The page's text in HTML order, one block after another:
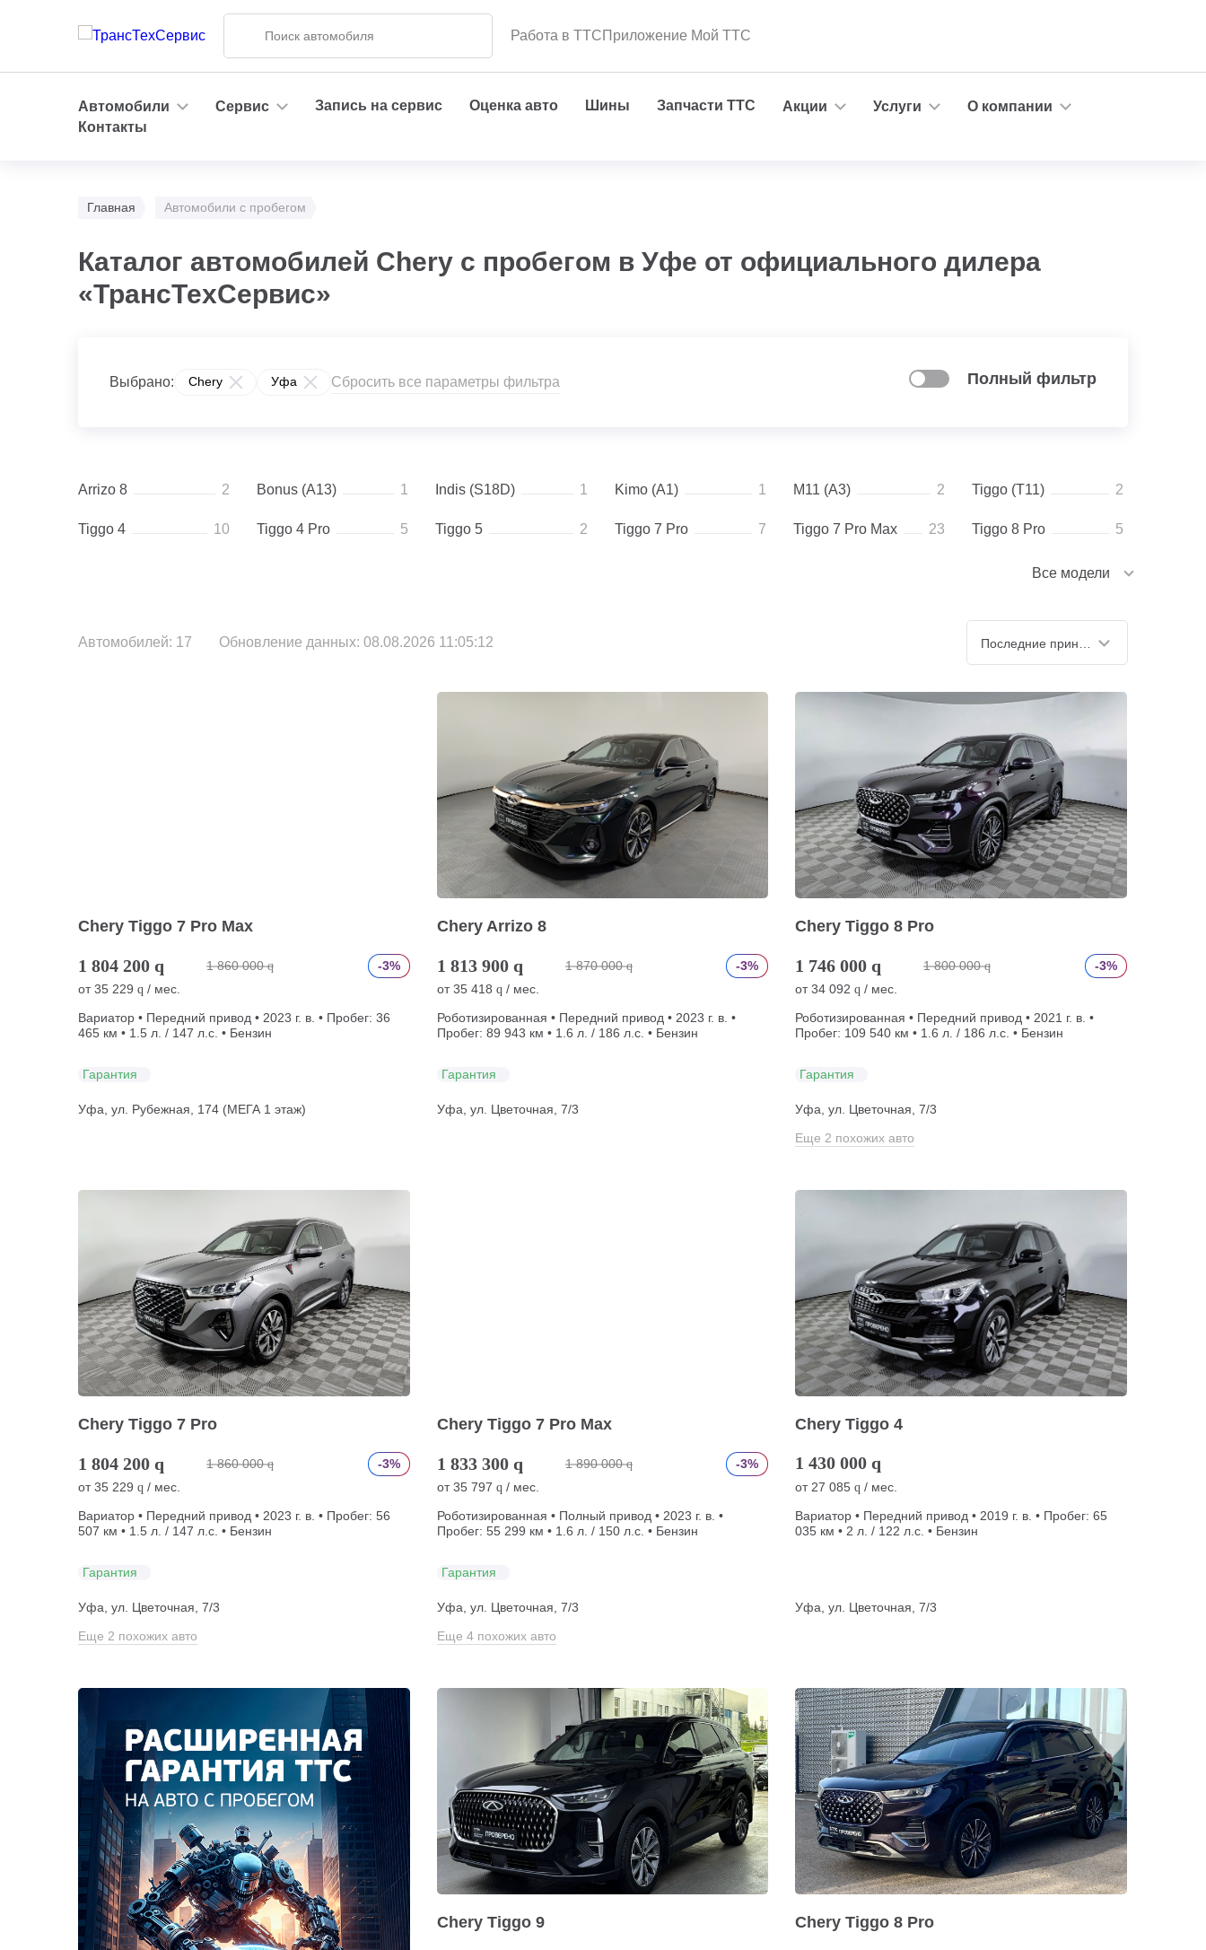
Работа в ТТСПриложение Мой ТТС
Автомобили Сервис Запись на сервис Оценка авто Шины Запчасти ТТС Акции Услуги
О компании
Контакты
Главная Автомобили с пробегом
Каталог автомобилей Chery с пробегом в Уфе от официального дилера
«ТрансТехСервис»
Выбрано: Chery Уфа Сбросить все параметры фильтра Полный фильтр
Arrizo 8 2 Bonus (A13) 1 Indis (S18D) 1 Kimo (A1) 1 M11 (A3) 2 Tiggo (T11) 2
Tiggo 4 10 Tiggo 4 Pro 5 Tiggo 5 2 Tiggo 7 Pro 7 Tiggo 7 Pro Max 23 Tiggo 8 Pro 5
Все модели
Автомобилей: 17 Обновление данных: 08.08.2026 11:05:12
Chery Tiggo 7 Pro Max
1 804 200 q 1 860 000 q
-3%
от35 229 q / мес.
Вариатор • Передний привод • 2023 г. в. • Пробег: 36
465 км • 1.5 л. / 147 л.с. • Бензин
Гарантия
Уфа, ул. Рубежная, 174 (МЕГА 1 этаж)
Chery Arrizo 8
1 813 900 q 1 870 000 q
-3%
от35 418 q / мес.
Роботизированная • Передний привод • 2023 г. в. •
Пробег: 89 943 км • 1.6 л. / 186 л.с. • Бензин
Гарантия
Уфа, ул. Цветочная, 7/3
Chery Tiggo 8 Pro
1 746 000 q 1 800 000 q
-3%
от34 092 q / мес.
Роботизированная • Передний привод • 2021 г. в. •
Пробег: 109 540 км • 1.6 л. / 186 л.с. • Бензин
Гарантия
Уфа, ул. Цветочная, 7/3
Еще 2 похожих авто
Chery Tiggo 7 Pro
1 804 200 q 1 860 000 q
-3%
от35 229 q / мес.
Вариатор • Передний привод • 2023 г. в. • Пробег: 56
507 км • 1.5 л. / 147 л.с. • Бензин
Гарантия
Уфа, ул. Цветочная, 7/3
Еще 2 похожих авто
Chery Tiggo 7 Pro Max
1 833 300 q 1 890 000 q
-3%
от35 797 q / мес.
Роботизированная • Полный привод • 2023 г. в. •
Пробег: 55 299 км • 1.6 л. / 150 л.с. • Бензин
Гарантия
Уфа, ул. Цветочная, 7/3
Еще 4 похожих авто
Chery Tiggo 4
1 430 000 q
от 27 085 q / мес.
Вариатор • Передний привод • 2019 г. в. • Пробег: 65
035 км • 2 л. / 122 л.с. • Бензин
Уфа, ул. Цветочная, 7/3
Chery Tiggo 9 Chery Tiggo 8 Pro